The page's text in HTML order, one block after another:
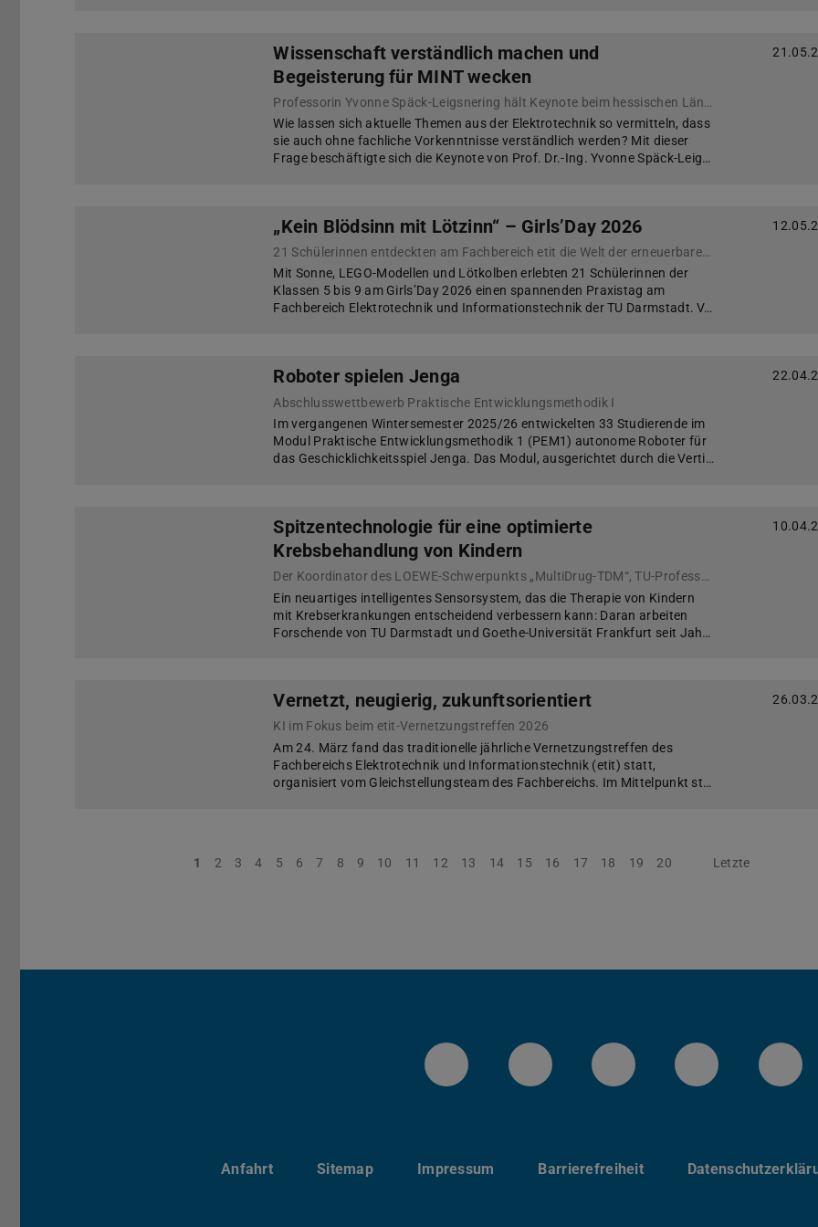
Wissenschaft verständlich machen und
Begeisterung für MINT wecken
Professorin Yvonne Späck-Leigsnering hält Keynote beim hessischen Länderfinale von „Jugend präsentiert“
Wie lassen sich aktuelle Themen aus der Elektrotechnik so vermitteln, dass
sie auch ohne fachliche Vorkenntnisse verständlich werden? Mit dieser
Frage beschäftigte sich die Keynote von Prof. Dr.-Ing. Yvonne Späck-Leig…
„Kein Blödsinn mit Lötzinn“ – Girls’Day 2026
21 Schülerinnen entdeckten am Fachbereich etit die Welt der erneuerbaren Energien
Mit Sonne, LEGO-Modellen und Lötkolben erlebten 21 Schülerinnen der
Klassen 5 bis 9 am Girls’Day 2026 einen spannenden Praxistag am
Fachbereich Elektrotechnik und Informationstechnik der TU Darmstadt. V…
Roboter spielen Jenga
Abschlusswettbewerb Praktische Entwicklungsmethodik I
Im vergangenen Wintersemester 2025/26 entwickelten 33 Studierende im
Modul Praktische Entwicklungsmethodik 1 (PEM1) autonome Roboter für
das Geschicklichkeitsspiel Jenga. Das Modul, ausgerichtet durch die Verti…
Spitzentechnologie für eine optimierte
Krebsbehandlung von Kindern
Der Koordinator des LOEWE-Schwerpunkts „MultiDrug-TDM“, TU-Professor Torsten Frosch, im Interview
Ein neuartiges intelligentes Sensorsystem, das die Therapie von Kindern
mit Krebserkrankungen entscheidend verbessern kann: Daran arbeiten
Forschende von TU Darmstadt und Goethe-Universität Frankfurt seit Jah…
Vernetzt, neugierig, zukunftsorientiert
KI im Fokus beim etit-Vernetzungstreffen 2026
Am 24. März fand das traditionelle jährliche Vernetzungstreffen des
Fachbereichs Elektrotechnik und Informationstechnik (etit) statt,
organisiert vom Gleichstellungsteam des Fachbereichs. Im Mittelpunkt st…
1 2 3 4 5 6 7 8 9 10 11 12 13 14 15 16 17 18 19 20 Nächste
Letzte
Instagram-Kanal von etit
Facebookpage von etit
YouTube-LinkedIn-
Anfahrt Sitemap Impressum Barrierefreiheit